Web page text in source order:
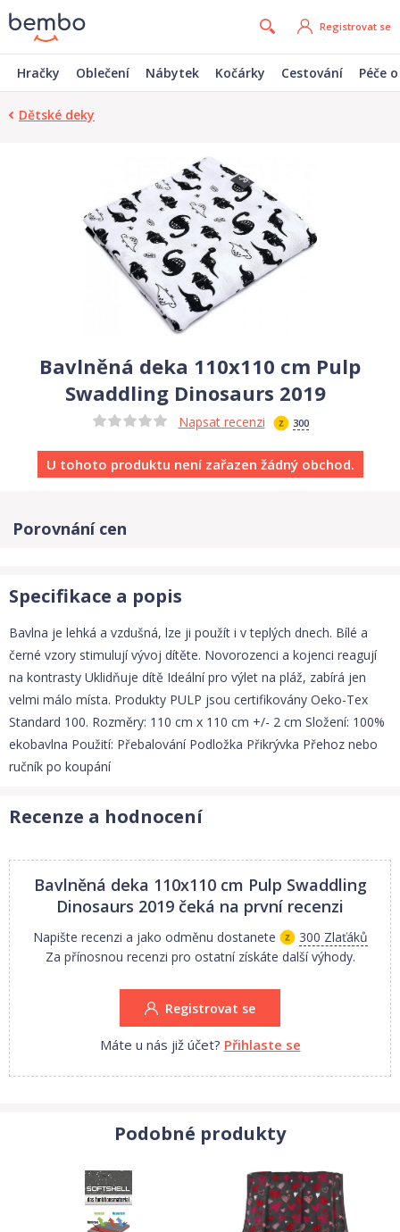
Registrovat se
Hračky Oblečení Nábytek Kočárky Cestování Péče
Dětské deky
Bavlněná deka 110x110 cm Pulp
Swaddling Dinosaurs 2019
Napsat recenzi 300
U tohoto produktu není zařazen žádný obchod.
Porovnání cen
Specifikace a popis
Bavlna je lehká a vzdušná, lze ji použít i v teplých dnech. Bílé a
černé vzory stimulují vývoj dítěte. Novorozenci a kojenci reagují
na kontrasty Uklidňuje dítě Ideální pro výlet na pláž, zabírá jen
velmi málo místa. Produkty PULP jsou certifikovány Oeko-Tex
Standard 100. Rozměry: 110 cm x 110 cm +/- 2 cm Složení: 100%
ekobavlna Použití: Přebalování Podložka Přikrývka Přehoz nebo
ručník po koupání
Recenze a hodnocení
Bavlněná deka 110x110 cm Pulp Swaddling
Dinosaurs 2019 čeká na první recenzi
Napište recenzi a jako odměnu dostanete
300 Zlaťáků
Za přínosnou recenzi pro ostatní získáte další výhody.
Registrovat se
Máte u nás již účet? Přihlaste se
Podobné produkty